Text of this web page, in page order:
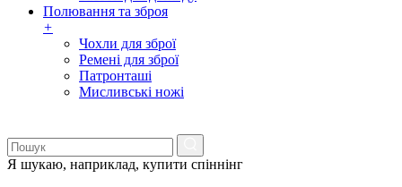
Полювання та зброя
+
Чохли для зброї
Ремені для зброї
Патронташі
Мисливські ножі
Я шукаю, наприклад, купити спіннінг